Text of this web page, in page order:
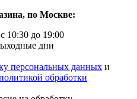
по Москве:
10:30 до 19:00
дни
персональных данных и
обработки